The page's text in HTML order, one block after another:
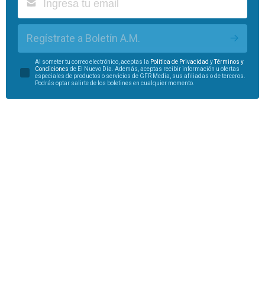
Regístrate a Boletín A.M.
Al someter tu correo electrónico, aceptas la Política de Privacidad yTérminos y
Condiciones de El Nuevo Día. Además, aceptas recibir información u ofertas
especiales de productos o servicios de GFR Media, sus afiliadas o de terceros.
Podrás optar salirte de los boletines en cualquier momento.